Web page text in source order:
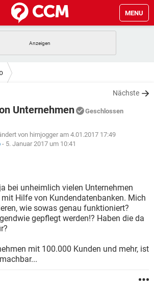
MENU
TIKTOK
TIKTOK
STREAMING
INSTAGRAM
STREAMING
TIKTOK
HARDWARE
INSTAGRAM
TIKTOK
Nächste
Unternehmen Geschlossen
von hirnjogger am 4.01.2017 17:49
- 5. Januar 2017 um 10:41
bei unheimlich vielen Unternehmen
Hilfe von Kundendatenbanken. Mich
wie sowas genau funktioniert?
gepflegt werden!? Haben die da
mit 100.000 Kunden und mehr, ist